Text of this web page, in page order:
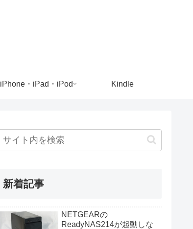
iPhone・iPad・iPod Kindle
新着記事
NETGEARの
ReadyNAS214が起動しな